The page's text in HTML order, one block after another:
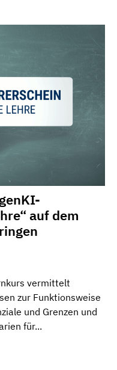
auf dem
vermittelt
zur Funktionsweise
und Grenzen und
für...